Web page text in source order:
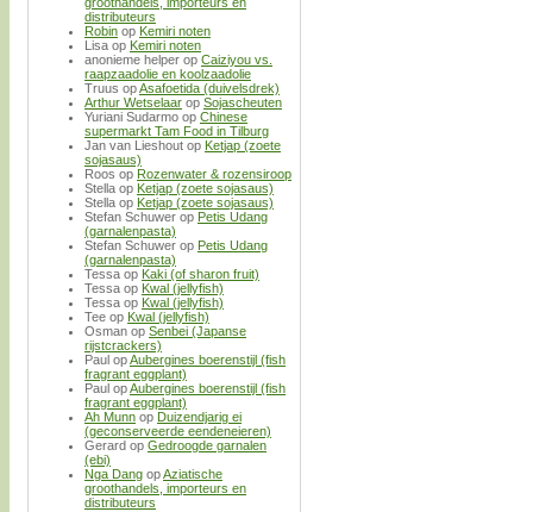
groothandels, importeurs en
distributeurs
Robin op Kemiri noten
Lisa op Kemiri noten
anonieme helper op Caiziyou vs.
raapzaadolie en koolzaadolie
Truus opAsafoetida (duivelsdrek)
Arthur Wetselaar op Sojascheuten
Yuriani Sudarmo op Chinese
supermarkt Tam Food in Tilburg
Jan van Lieshout op Ketjap (zoete
sojasaus)
Roos op Rozenwater & rozensiroop
Stella op Ketjap (zoete sojasaus)
Stella op Ketjap (zoete sojasaus)
Stefan Schuwer op Petis Udang
(garnalenpasta)
Stefan Schuwer op Petis Udang
(garnalenpasta)
Tessa op Kaki (of sharon fruit)
Tessa op Kwal (jellyfish)
Tessa op Kwal (jellyfish)
Tee op Kwal (jellyfish)
Osman op Senbei (Japanse
rijstcrackers)
Paul opAubergines boerenstijl (fish
fragrant eggplant)
Paul opAubergines boerenstijl (fish
fragrant eggplant)
Ah Munn op Duizendjarig ei
(geconserveerde eendeneieren)
Gerard op Gedroogde garnalen
(ebi)
Nga Dang opAziatische
groothandels, importeurs en
distributeurs